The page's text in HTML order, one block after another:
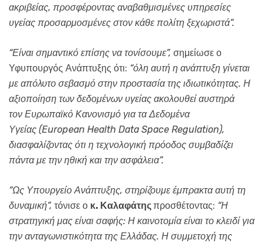
ακριβείας, προσφέροντας αναβαθμισμένες υπηρεσίες
υγείας προσαρμοσμένες στον κάθε πολίτη ξεχωριστά”.
“Είναι σημαντικό επίσης να τονίσουμε”, σημείωσε ο
Υφυπουργός Ανάπτυξης ότι: “όλη αυτή η ανάπτυξη γίνεται
με απόλυτο σεβασμό στην προστασία της ιδιωτικότητας. Η
αξιοποίηση των δεδομένων υγείας ακολουθεί αυστηρά
τον Ευρωπαϊκό Κανονισμό για τα Δεδομένα
Υγείας (European Health Data Space Regulation),
διασφαλίζοντας ότι η τεχνολογική πρόοδος συμβαδίζει
πάντα με την ηθική και την ασφάλεια”.
“Ως Υπουργείο Ανάπτυξης, στηρίζουμε έμπρακτα αυτή τη
δυναμική”, τόνισε ο κ. Καλαφάτηςπροσθέτοντας: “Η
στρατηγική μας είναι σαφής: Η καινοτομία είναι το κλειδί για
την ανταγωνιστικότητα της Ελλάδας. Η συμμετοχή της